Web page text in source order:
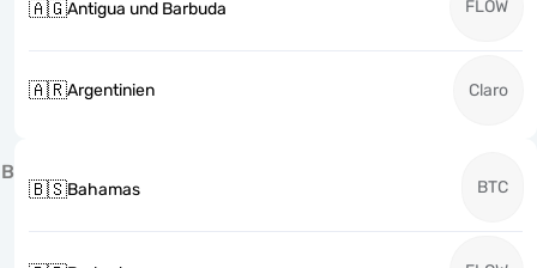
🇦🇬Antigua und Barbuda FLOW
🇦🇷Argentinien Claro
B
🇧🇸Bahamas BTC